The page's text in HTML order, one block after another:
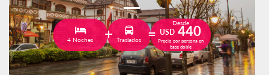
4 Noches Traslados
Desde
USD 440
Precio por persona en
base doble